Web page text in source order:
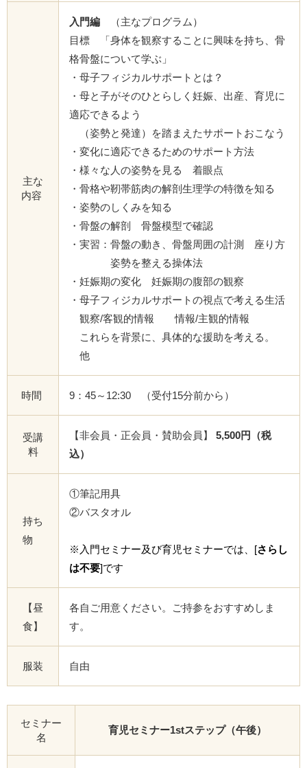
主な
内容
入門編 （主なプログラム）
目標 「身体を観察することに興味を持ち、骨
格骨盤について学ぶ」
・母子フィジカルサポートとは？
・母と子がそのひとらしく妊娠、出産、育児に
適応できるよう
（姿勢と発達）を踏まえたサポートおこなう
・変化に適応できるためのサポート方法
・様々な人の姿勢を見る 着眼点
・骨格や靭帯筋肉の解剖生理学の特徴を知る
・姿勢のしくみを知る
・骨盤の解剖 骨盤模型で確認
・実習：骨盤の動き、骨盤周囲の計測 座り方
姿勢を整える操体法
・妊娠期の変化 妊娠期の腹部の観察
・母子フィジカルサポートの視点で考える生活
観察/客観的情報 情報/主観的情報
これらを背景に、具体的な援助を考える。
他
時間 9：45～12:30 （受付15分前から）
受講
料
【非会員・正会員・賛助会員】 5,500円（税
込）
持ち
物
①筆記用具
②バスタオル
※入門セミナー及び育児セミナーでは、[さらし
は不要]です
【昼
食】
各自ご用意ください。ご持参をおすすめしま
す。
服装 自由
セミナー
名
育児セミナー1stステップ（午後）